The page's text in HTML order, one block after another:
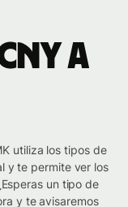
a
utiliza los tipos de
y te permite ver los
un tipo de
y te avisaremos